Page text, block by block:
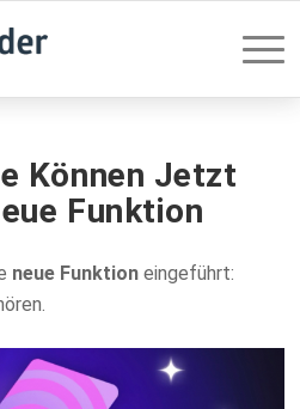
Können Jetzt
Funktion
neue Funktion eingeführt: